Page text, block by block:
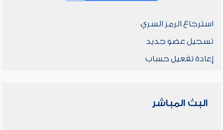
استرجاع الرمز السري
تسجيل عضو جديد
إعادة تفعيل حساب
البث المباشر